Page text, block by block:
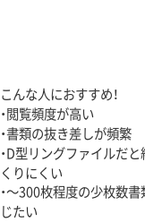
こんな人におすすめ！
・閲覧頻度が高い
・書類の抜き差しが頻繁
・D型リングファイルだ
くりにくい
・～300枚程度の少枚数
じたい